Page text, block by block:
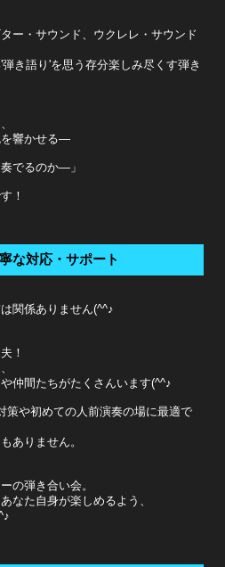
ー・サウンド、ウクレレ・サウンド
き語り'を思う存分楽しみ尽くす弾き
を響かせる―
でるのか―」
！
な対応・サポート
関係ありません(^^♪
！
仲間たちがたくさんいます(^^♪
策や初めての人前演奏の場に最適で
ありません。
の弾き合い会。
なた自身が楽しめるよう、